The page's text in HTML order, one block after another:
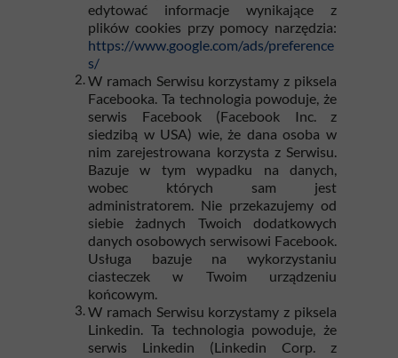
edytować informacje wynikające z
plików cookies przy pomocy narzędzia:
https://www.google.com/ads/preference
s/
W ramach Serwisu korzystamy z piksela
Facebooka. Ta technologia powoduje, że
serwis Facebook (Facebook Inc. z
siedzibą w USA) wie, że dana osoba w
nim zarejestrowana korzysta z Serwisu.
Bazuje w tym wypadku na danych,
wobec których sam jest
administratorem. Nie przekazujemy od
siebie żadnych Twoich dodatkowych
danych osobowych serwisowi Facebook.
Usługa bazuje na wykorzystaniu
ciasteczek w Twoim urządzeniu
końcowym.
W ramach Serwisu korzystamy z piksela
Linkedin. Ta technologia powoduje, że
serwis Linkedin (Linkedin Corp. z